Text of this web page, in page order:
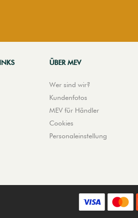
ÜBER MEV
Wer sind wir?
Kundenfotos
MEV für Händler
Cookies
Personaleinstellung